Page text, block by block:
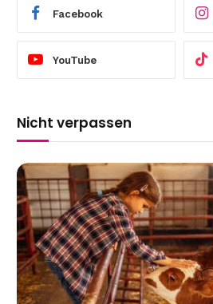
Facebook
YouTube
Nicht verpassen